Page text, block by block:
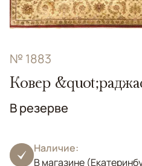
№ 1883
Ковер
В резерве
Наличие:
В магазине